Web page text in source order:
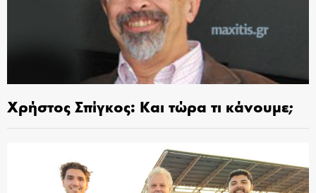
Χρήστος Σπίγκος: Και τώρα τι κάνουμε;